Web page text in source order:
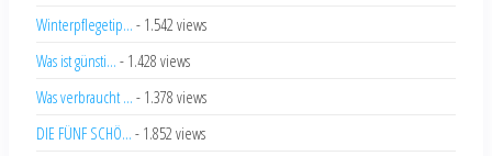
Winterpflegetip... - 1.542 views
Was ist günsti... - 1.428 views
Was verbraucht ... - 1.378 views
DIE FÜNF SCHÖ... - 1.852 views